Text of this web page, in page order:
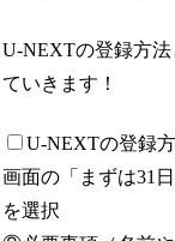
U-NEXTの登録方
ていきます！
U-NEXTの登録
画面の「まずは31
を選択